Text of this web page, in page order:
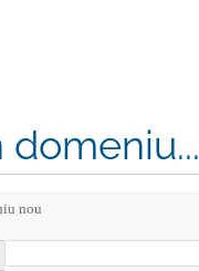
nou